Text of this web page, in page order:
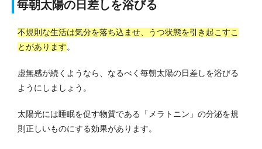
毎朝太陽の日差しを浴びる
不規則な生活は気分を落ち込ませ、うつ状態を引き起こすこ
とがあります。
虚無感が続くようなら、なるべく毎朝太陽の日差しを浴びる
ようにしましょう。
太陽光には睡眠を促す物質である「メラトニン」の分泌を規
則正しいものにする効果があります。